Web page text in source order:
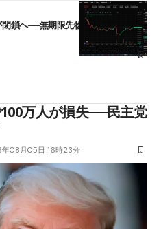
鎖へ──無期限先物を生んだ11年に
万人が損失──民主党
08月05日 16時23分